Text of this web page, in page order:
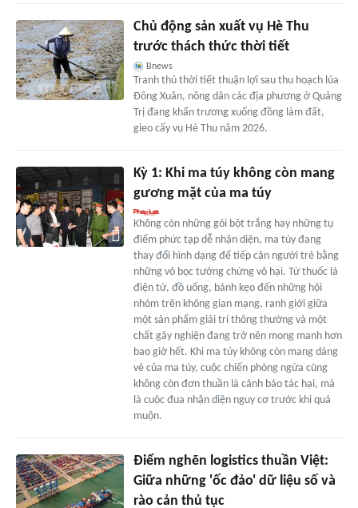
Chủ động sản xuất vụ Hè Thu
trước thách thức thời tiết
Bnews
Tranh thủ thời tiết thuận lợi sau thu hoạch lúa
Đông Xuân, nông dân các địa phương ở Quảng
Trị đang khẩn trương xuống đồng làm đất,
gieo cấy vụ Hè Thu năm 2026.
Kỳ 1: Khi ma túy không còn mang
gương mặt của ma túy
Không còn những gói bột trắng hay những tụ
điểm phức tạp dễ nhận diện, ma túy đang
thay đổi hình dạng để tiếp cận người trẻ bằng
những vỏ bọc tưởng chừng vô hại. Từ thuốc lá
điện tử, đồ uống, bánh kẹo đến những hội
nhóm trên không gian mạng, ranh giới giữa
một sản phẩm giải trí thông thường và một
chất gây nghiện đang trở nên mong manh hơn
bao giờ hết. Khi ma túy không còn mang dáng
vẻ của ma túy, cuộc chiến phòng ngừa cũng
không còn đơn thuần là cảnh báo tác hại, mà
là cuộc đua nhận diện nguy cơ trước khi quá
muộn.
Điểm nghẽn logistics thuần Việt:
Giữa những 'ốc đảo' dữ liệu số và
rào cản thủ tục